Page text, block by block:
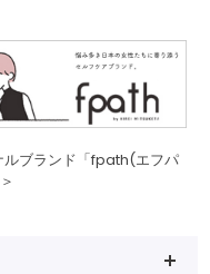
ルブランド「fpath(エフパ